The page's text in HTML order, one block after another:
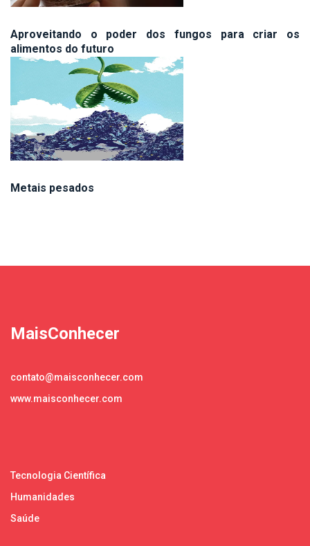
Aproveitando o poder dos fungos para criar os
alimentos do futuro
Metais pesados
MaisConhecer
contato@maisconhecer.com
www.maisconhecer.com
Tecnologia Científica
Humanidades
Saúde